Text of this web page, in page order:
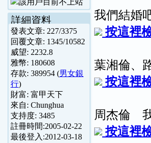
詳細資料
發表文章: 227/3375
回覆文章: 1345/10582
威望: 2232.8
雅幣: 180608
存款: 389954 (男女銀
行)
財富: 富甲天下
來自: Chunghua
支持度: 3485
註冊時間:2005-02-22
最後登入:2012-03-18
我們結婚
按這裡
葉湘倫、
按這裡
周杰倫
按這裡